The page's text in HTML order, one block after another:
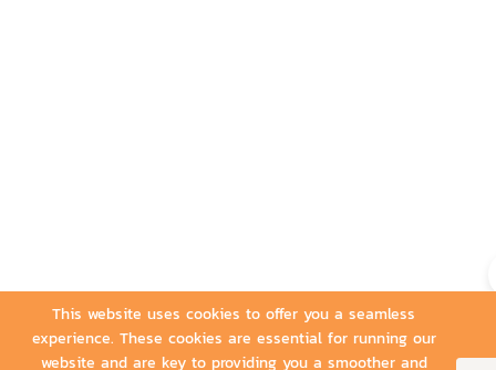
This website uses cookies to offer you a seamless
experience. These cookies are essential for running our
website and are key to providing you a smoother and